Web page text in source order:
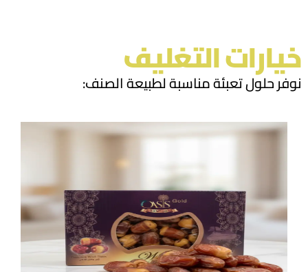
خيارات التغليف
نوفر حلول تعبئة مناسبة لطبيعة الصنف: